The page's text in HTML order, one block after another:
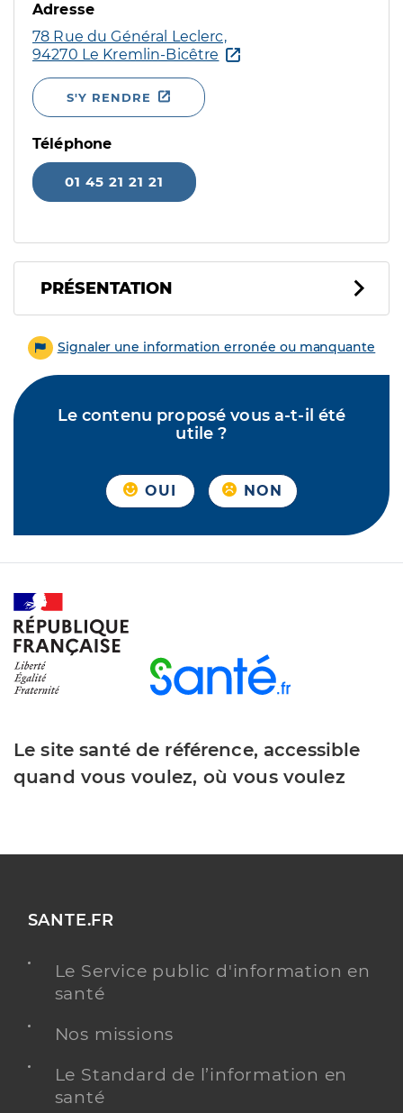
Adresse
78 Rue du Général Leclerc,
94270 Le Kremlin-Bicêtre
S'Y RENDRE
Téléphone
01 45 21 21 21
PRÉSENTATION
Signaler une information erronée ou manquante
Le contenu proposé vous a-t-il été
utile ?
OUI NON
Le site santé de référence, accessible
quand vous voulez, où vous voulez
SANTE.FR
Le Service public d'information en
santé
Nos missions
Le Standard de l’information en
santé